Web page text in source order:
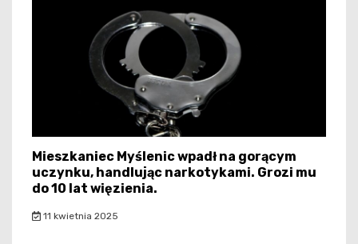
Mieszkaniec Myślenic wpadł na gorącym
uczynku, handlując narkotykami. Grozi mu
do 10 lat więzienia.
11 kwietnia 2025